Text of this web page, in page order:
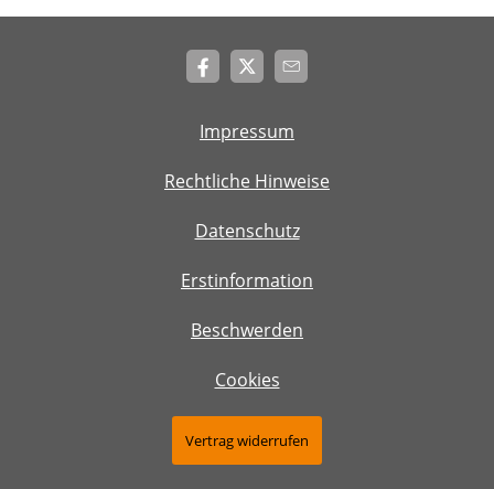
Impressum
Rechtliche Hinweise
Datenschutz
Erstinformation
Beschwerden
Cookies
Vertrag widerrufen